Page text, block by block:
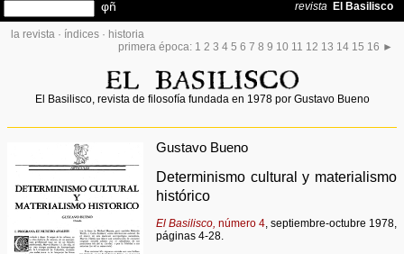
la revista · índices · historia
primera época: 1 2 3 4 5 6 7 8 9 10 11 12 13 14 15 16 ►
El Basilisco, revista de filosofía fundada en 1978 por Gustavo Bueno
Gustavo Bueno
Determinismo cultural y materialismo
histórico
El Basilisco, número 4, septiembre-octubre 1978,
páginas 4-28.